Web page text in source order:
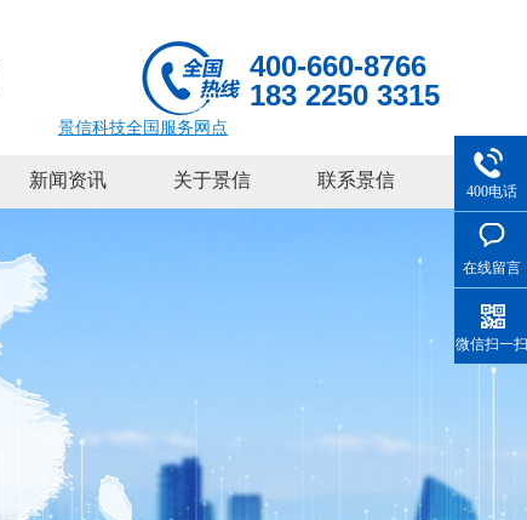
400-660-8766
183 2250 3315
景信科技全国服务网点
新闻资讯 关于景信 联系景信
400电话
在线留言
微信扫一扫